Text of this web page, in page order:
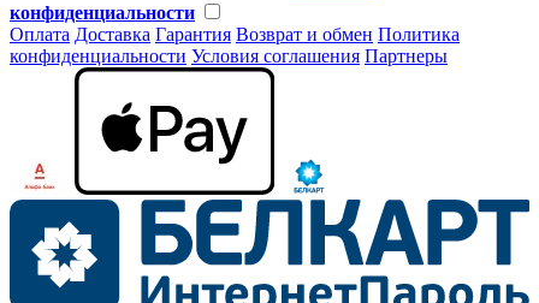
конфиденциальности
Оплата Доставка Гарантия Возврат и обмен Политика
конфиденциальности Условия соглашения Партнеры